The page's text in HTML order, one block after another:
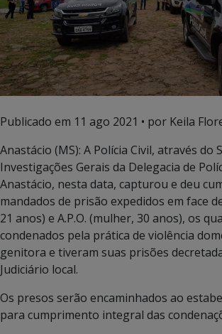
Publicado em 11 ago 2021 • por Keila
Anastácio (MS): A Polícia Civil, através do
Investigações Gerais da Delegacia de
Anastácio, nesta data, capturou e deu
mandados de prisão expedidos em face
21 anos) e A.P.O. (mulher, 30 anos), os
condenados pela prática de violência
genitora e tiveram suas prisões
Judiciário local.
Os presos serão encaminhados ao
para cumprimento integral das